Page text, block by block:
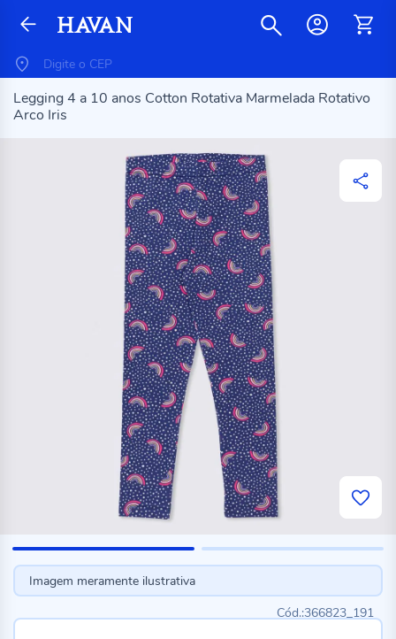
Legging 4 a 10 anos Cotton Rotativa Marmelada Rotativo
Arco Iris
Imagem meramente ilustrativa
366823_191